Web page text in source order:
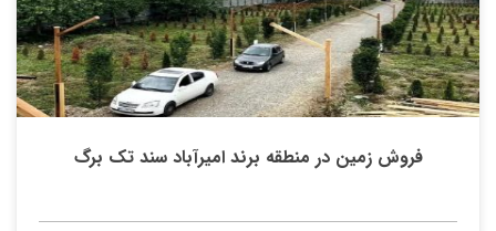
فروش زمین در منطقه برند امیرآباد سند تک برگ